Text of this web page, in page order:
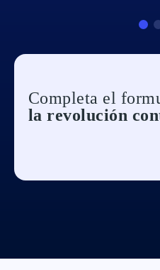
Completa el
la revolución